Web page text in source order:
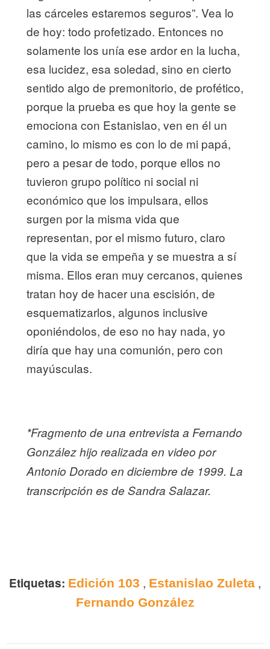
las cárceles estaremos seguros”. Vea lo
de hoy: todo profetizado. Entonces no
solamente los unía ese ardor en la lucha,
esa lucidez, esa soledad, sino en cierto
sentido algo de premonitorio, de profético,
porque la prueba es que hoy la gente se
emociona con Estanislao, ven en él un
camino, lo mismo es con lo de mi papá,
pero a pesar de todo, porque ellos no
tuvieron grupo político ni social ni
económico que los impulsara, ellos
surgen por la misma vida que
representan, por el mismo futuro, claro
que la vida se empeña y se muestra a sí
misma. Ellos eran muy cercanos, quienes
tratan hoy de hacer una escisión, de
esquematizarlos, algunos inclusive
oponiéndolos, de eso no hay nada, yo
diría que hay una comunión, pero con
mayúsculas.
*Fragmento de una entrevista a Fernando
González hijo realizada en video por
Antonio Dorado en diciembre de 1999. La
transcripción es de Sandra Salazar.
Etiquetas: Edición 103 , Estanislao Zuleta ,
Fernando González